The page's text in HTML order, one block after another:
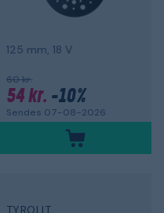
125 mm, 18 V
60 kr.
54 kr. -10%
Sendes 07-08-2026
TYROLIT